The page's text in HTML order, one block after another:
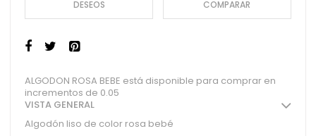
DESEOS
COMPARAR
ALGODON ROSA BEBE está disponible para comprar en
incrementos de 0.05
VISTA GENERAL
Algodón liso de color rosa bebé